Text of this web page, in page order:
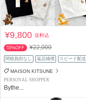
¥9,800送料込
55%OFF ¥22,000
関税負担なし 返品補償 スピード配送
MAISON KITSUNE
PERSONAL SHOPPER
Bythe...